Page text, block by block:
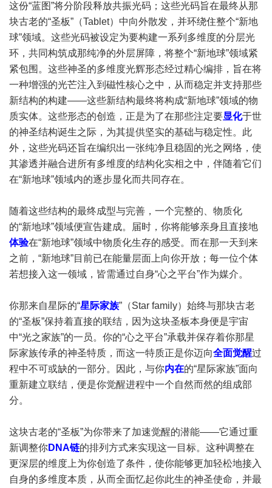
这份“蓝图”将分阶段释放共振光码；这些光码旨在最终从那
块古老的“圣板”（Tablet）中向外散发，并环绕住整个“新地
球”领域。这些光码被设定为要构建一系列多维度的分层光
环，共同构筑成那纯净的外层屏障，将整个“新地球”领域紧
紧包围。这些神圣的多维度光辉形态经过精心编排，旨在将
一种增强的光芒注入到磁性核心之中，从而稳定并支持那些
新结构的构建——这些新结构最终将构成“新地球”领域的物
质实体。这些形态的创造，正是为了在那些注定要显化于世
的神圣结构诞生之际，为其提供坚实的基础与稳定性。此
外，这些光码还旨在编织出一张纯净且稳固的光之网络，使
其渗透并融合进所有多维度的结构化实相之中，伴随着它们
在“新地球”领域内的逐步显化而共同存在。
随着这些结构的最终成型与完善，一个完整的、物质化
的“新地球”领域便宣告建成。届时，你将能够亲身且直接地
体验在“新地球”领域中物质化生存的感受。而在那一天到来
之前，“新地球”目前已在能量层面上向你开放；每一位个体
若想接入这一领域，皆需通过自身“心之平台”作为媒介。
你那来自星际的“星际家族”（Star family）始终与那块古老
的“圣板”保持着直接的联结，因为这块圣板本身便是宇宙
中“光之家族”的一员。你的“心之平台”承载并保存着你那星
际家族传承的神圣特质，而这一特质正是你迈向全面觉醒过
程中不可或缺的一部分。因此，与你内在的“星际家族”面向
重新建立联结，便是你觉醒进程中一个自然而然的组成部
分。
这块古老的“圣板”为你带来了加速觉醒的潜能——它通过重
新调整你DNA链的排列方式来实现这一目标。这种调整在
更深层的维度上为你创造了条件，使你能够更加轻松地接入
自身的多维度本质，从而全面忆起你此生的神圣使命，并最